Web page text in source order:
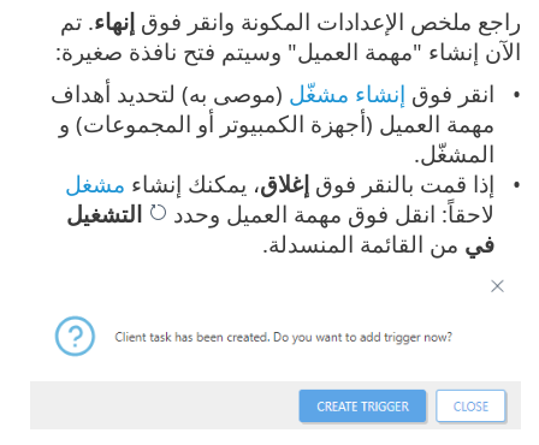
راجع ملخص الإعدادات المكونة وانقر فوق إنهاء. تم
الآن إنشاء "مهمة العميل" وسيتم فتح نافذة صغيرة:
انقر فوق إنشاء مشغّل (موصى به) لتحديد أهداف
مهمة العميل (أجهزة الكمبيوتر أو المجموعات) و
المشغّل.
إذا قمت بالنقر فوقإغلاق، يمكنك إنشاء مشغل
لاحقاً: انقل فوق مهمة العميل وحدد
التشغيل
في من القائمة المنسدلة.